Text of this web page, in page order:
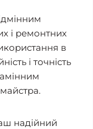
і ремонтних
в
і точність
надійний